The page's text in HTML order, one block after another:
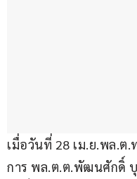
เมื่อวันที่ 28 เม.ย.พล.ต
การ พล.ต.ต.พัฒนศักดิ์